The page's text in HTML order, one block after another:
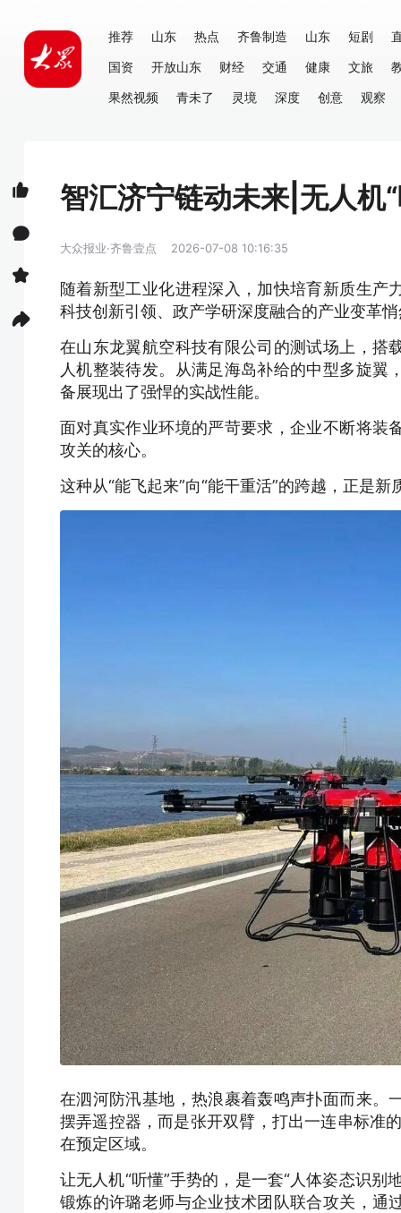
推荐 山东 热点 齐鲁制造 山东 短剧
国资
开放山东 财经 交通 健康 文旅
果然视频
青未了 灵境 深度 创意 观察
智汇济宁链动未来|无人机
大众报业·齐鲁壹点 2026-07-08 10:16:35
随着新型工业化进程深入，加快培育新质生产
科技创新引领、政产学研深度融合的产业变革
在山东龙翼航空科技有限公司的测试场上，搭
人机整装待发。从满足海岛补给的中型多旋
备展现出了强悍的实战性能。
面对真实作业环境的严苛要求，企业不断将装
攻关的核心。
这种从“能飞起来”向“能干重活”的跨越，正是
在泗河防汛基地，热浪裹着轰鸣声扑面而来。
摆弄遥控器，而是张开双臂，打出一连串标准
在预定区域。
让无人机“听懂”手势的，是一套“人体姿态识
锻炼的许璐老师与企业技术团队联合攻关，通